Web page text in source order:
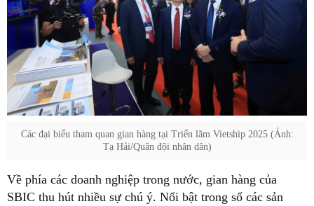
Các đại biểu tham quan gian hàng tại Triển lãm Vietship 2025 (Ảnh:
Tạ Hải/Quân đội nhân dân)
Về phía các doanh nghiệp trong nước, gian hàng của
SBIC thu hút nhiều sự chú ý. Nổi bật trong số các sản